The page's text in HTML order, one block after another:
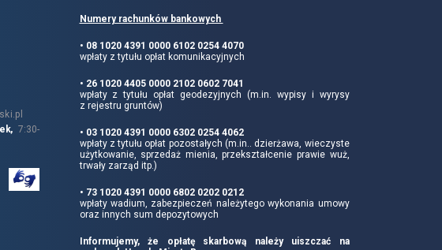
7:30-
Numery rachunków bankowych
• 08 1020 4391 0000 6102 0254 4070
wpłaty z tytułu opłat komunikacyjnych
• 26 1020 4405 0000 2102 0602 7041
wpłaty z tytułu opłat geodezyjnych (m.in. wypisy i wyrysy
z rejestru gruntów)
• 03 1020 4391 0000 6302 0254 4062
wpłaty z tytułu opłat pozostałych (m.in.. dzierżawa, wieczyste
użytkowanie, sprzedaż mienia, przekształcenie prawie wuż,
trwały zarząd itp.)
• 73 1020 4391 0000 6802 0202 0212
wpłaty wadium, zabezpieczeń należytego wykonania umowy
oraz innych sum depozytowych
Informujemy, że opłatę skarbową należy uiszczać na